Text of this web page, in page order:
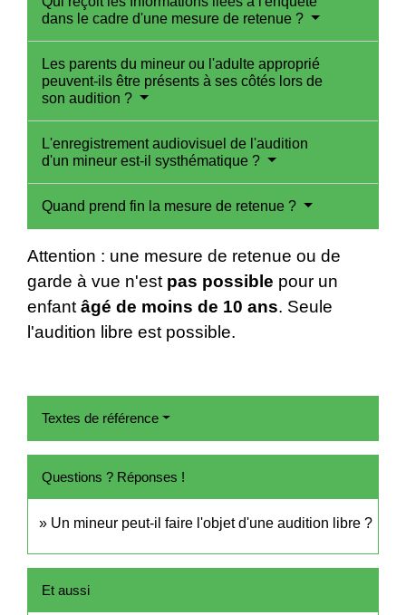
dans le cadre d'une mesure de retenue ?
Les parents du mineur ou l'adulte approprié
peuvent-ils être présents à ses côtés lors de
son audition ?
L'enregistrement audiovisuel de l'audition
d'un mineur est-il systhématique ?
Quand prend fin la mesure de retenue ?
Attention : une mesure de retenue ou de
garde à vue n'est pas possible pour un
enfantâgé de moins de 10 ans. Seule
l'audition libre est possible.
Textes de référence
Questions ? Réponses !
Un mineur peut-il faire l'objet d'une audition libre ?
Et aussi